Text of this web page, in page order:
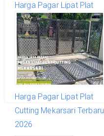
Harga Pagar Lipat Plat
Cutting Limus Nunggal
Terbaru 2026
Harga Pagar Lipat Plat
Cutting Mekarsari Terbaru
2026